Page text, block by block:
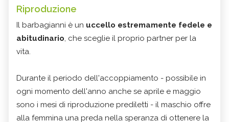
Riproduzione
Il barbagianni è un uccello estremamente fedele e
abitudinario, che sceglie il proprio partner per la
vita.
Durante il periodo dell'accoppiamento - possibile in
ogni momento dell'anno anche se aprile e maggio
sono i mesi di riproduzione prediletti - il maschio offre
alla femmina una preda nella speranza di ottenere la